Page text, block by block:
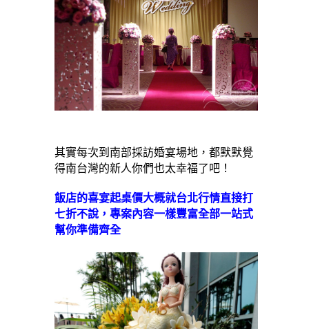
其實每次到南部採訪婚宴場地，都默默覺
得南台灣的新人你們也太幸福了吧！
飯店的喜宴起桌價大概就台北行情直接打
七折不說，專案內容一樣豐富全部一站式
幫你準備齊全